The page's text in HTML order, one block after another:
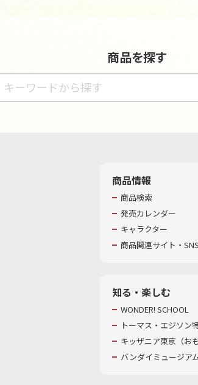
商品を探す
商品情報
商品検索
発売カレンダー
キャラクター
商品関連サイト・
知る・楽しむ
WONDER! SCHOOL
トーマス・エジソン
キッザニア東京（お
バンダイミュージア